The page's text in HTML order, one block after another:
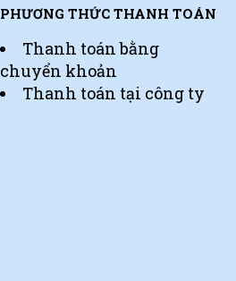
PHƯƠNG THỨC THANH TOÁN
Thanh toán bằng
chuyển khoản
Thanh toán tại công ty